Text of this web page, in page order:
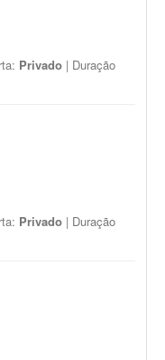
Privado | Duração
Privado | Duração